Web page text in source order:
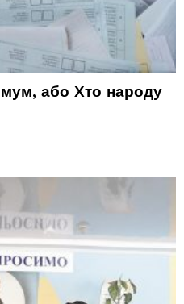
або Хто народу